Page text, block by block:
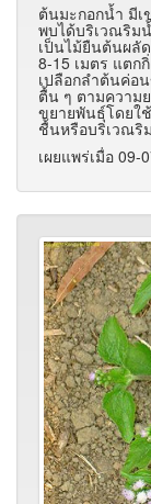
ต้นมะกอกน้ำ มีเ
พบได้บริเวณริม
เป็นไม้ยืนต้นผลั
8-15 เมตร แตก
เปลือกลำต้นค่อ
ตื้น ๆ ตามความ
ขยายพันธุ์โดยใ
ชื้นหรือบริเวณริ
เผยแพร่เมื่อ 09-